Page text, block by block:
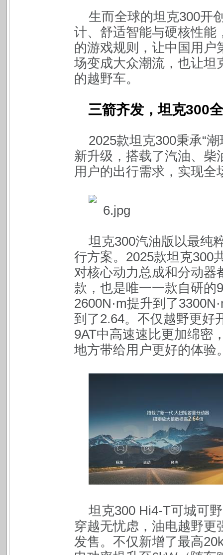
生而全球的坦克300开
计、舒适智能与硬核性能
的游戏规则，让中国用户
场变成大众潮流，也让坦
的越野车。
三箭齐发，坦克300
2025款坦克300秉承“
新升级，搭载了汽油、柴
用户的出行需求，实现全
坦克300汽油版以最纯
行方案。2025款坦克300
对核心动力总成和分动器
款，也是唯一一款自研的
2600N·m提升到了
到了2.64。不仅越野更好
9AT中高速速比更加绵密
地方带给用户更好的体验
坦克300 Hi4-T可城可
穿越无忧虑，油电越野
发售。不仅新增了最高